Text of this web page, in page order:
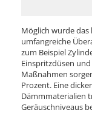
Möglich wurde
umfangreiche
zum Beispiel
Einspritzdüsen
Maßnahmen
Prozent. Eine
Dämmmaterialien
Geräuschniveaus